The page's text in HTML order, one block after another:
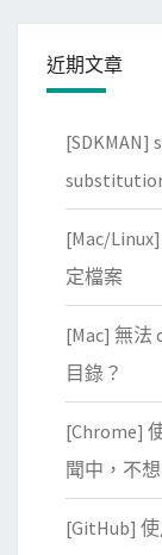
近期文章
[SDKMAN]
[Mac/
定檔案
[Mac] 無法
目錄？
[Chrome]
聞中，不
[GitHub] 使